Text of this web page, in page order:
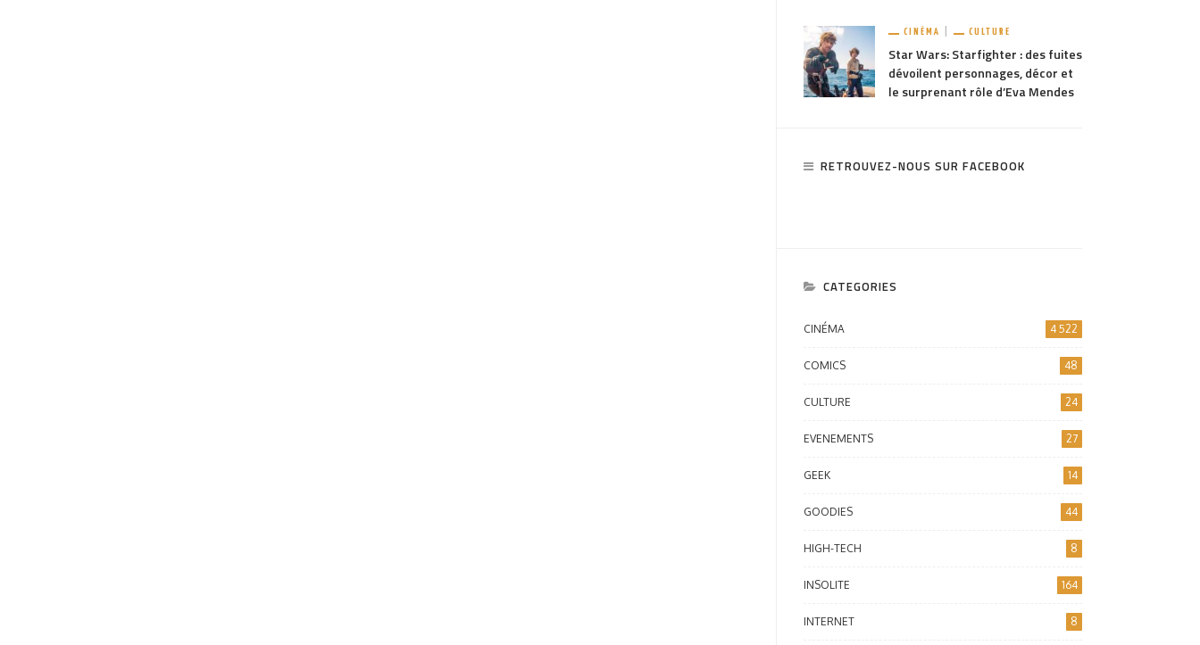
CINÉMA CULTURE
Star Wars: Starfighter : des fuites
dévoilent personnages, décor et
le surprenant rôle d’Eva Mendes
RETROUVEZ-NOUS SUR FACEBOOK
CATEGORIES
CINÉMA 4 522
COMICS 48
CULTURE 24
EVENEMENTS 27
GEEK 14
GOODIES 44
HIGH-TECH 8
INSOLITE 164
INTERNET 8